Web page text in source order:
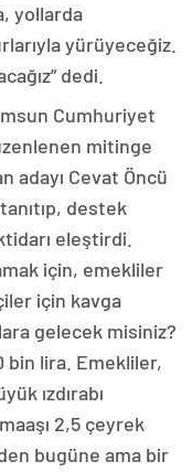
yollarda
yürüyeceğiz.
dedi.
Cumhuriyet
mitinge
adayı Cevat Öncü
destek
eleştirdi.
için, emekliler
için kavga
gelecek misiniz?
bin lira. Emekliler,
ızdırabı
2,5 çeyrek
bugüne ama bir